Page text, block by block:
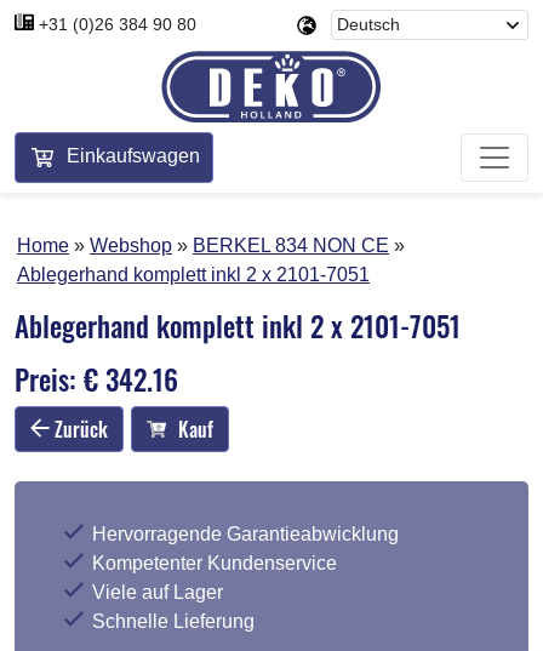
+31 (0)26 384 90 80
Einkaufswagen
Home Webshop
BERKEL 834 NON CE
Ablegerhand komplett inkl 2 x 2101-7051
Ablegerhand komplett inkl 2 x 2101-7051
Preis: € 342.16
Zurück Kauf
Hervorragende Garantieabwicklung
Kompetenter Kundenservice
Viele auf Lager
Schnelle Lieferung